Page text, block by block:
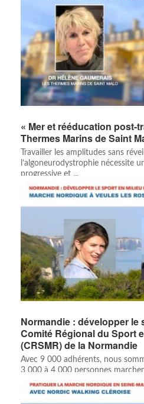
« Mer et rééducation post-
Thermes Marins de Saint
Travailler les amplitudes sans
l’algoneurodystrophie nécessite
progressive et ...
Normandie : développer le
Comité Régional du Sport
(CRSMR) de la Normandie
Avec 9 000 adhérents, nous
3 000 à 4 000 personnes
nos ...